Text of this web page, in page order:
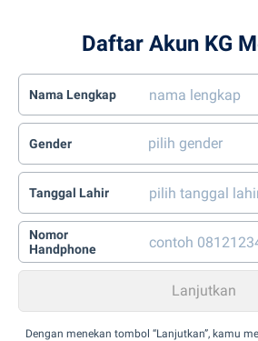
Daftar Akun KG
Nama Lengkap
Gender
Tanggal Lahir
Nomor
Handphone
Dengan menekan tombol “Lanjutkan”, kamu